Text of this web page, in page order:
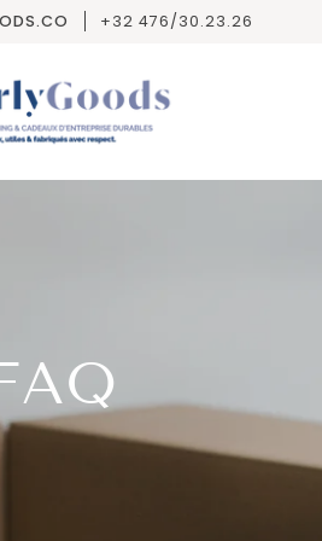
+32 476/30.23.26